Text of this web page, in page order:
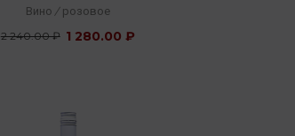
Classico DOP 2019 12,5%
0,75л
Вино / розовое
2 240.00 ₽ 1 280.00 ₽